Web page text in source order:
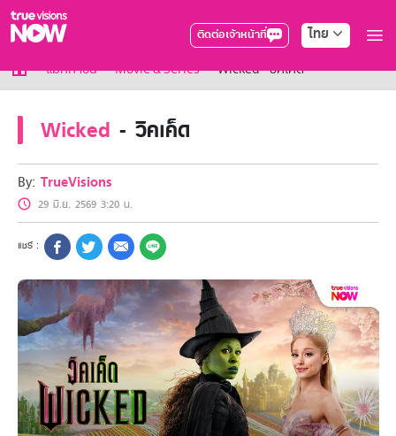
ติดต่อเจ้าหน้าที่ ไทย
True AF2026
แพ็กเกจ
NOW SPORTS
NOW Muay Thai
แพ็กเกจทรูวิชันส์นาวทั้งหมด
เคเบิลและจานดาวเทียม
สิทธิพิเศษ
สิทธิพิเศษลูกค้าทรูวิชั่นส์
HoReCa
แพ็กเกจสำหรับผู้ประกอบการ
หาร้านร่วมรายการ
FAQs
แม็กกาซีน Movie & Series Wicked - วิคเค็ด
Wicked - วิคเค็ด
By: TrueVisions
29 มิ.ย. 2569 3:20 น.